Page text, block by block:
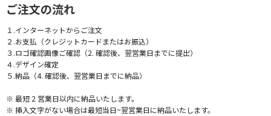
ご注文の流れ
１.インターネットからご注文
２.お支払（クレジットカードまたはお振込）
３.ロゴ確認画像ご確認（2. 確認後、翌営業日までに提出）
４.デザイン確定
５.納品（4. 確認後、翌営業日までに納品）
※ 最短 2 営業日以内に納品いたします。
※ 挿入文字がない場合は最短当日~翌営業日に納品いたします。